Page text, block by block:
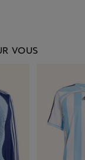
VOUS